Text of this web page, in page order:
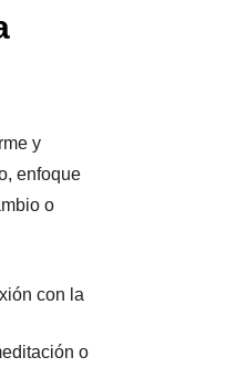
y
enfoque
o
con la
o